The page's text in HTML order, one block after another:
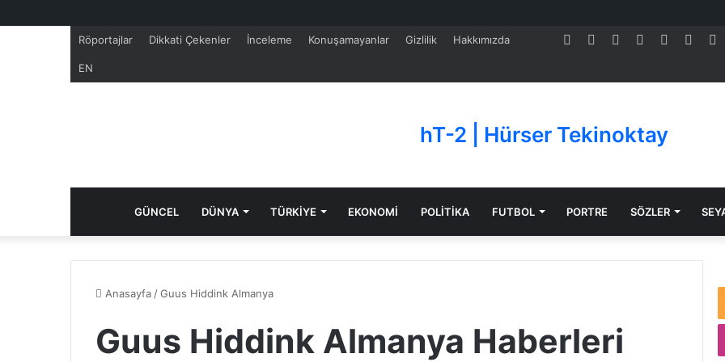
Röportajlar Dikkati Çekenler İnceleme Konuşamayanlar Gizlilik Hakkımızda
EN
YouTube
LinkedIn
Pinterest
Twitter
Facebook
hT-2 | Hürser Tekinoktay
GÜNCEL DÜNYA TÜRKİYE EKONOMİ POLİTİKA FUTBOL PORTRE SÖZLER
Anasayfa /Guus Hiddink Almanya
Guus Hiddink Almanya Haberleri